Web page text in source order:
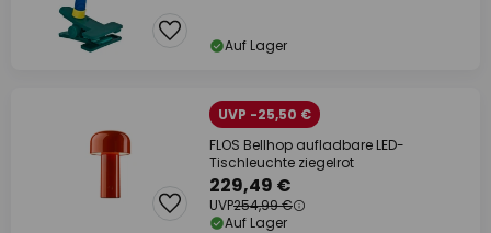
Auf Lager
UVP -25,50 €
FLOS Bellhop aufladbare LED-
Tischleuchte ziegelrot
229,49 €
UVP254,99 €
Auf Lager